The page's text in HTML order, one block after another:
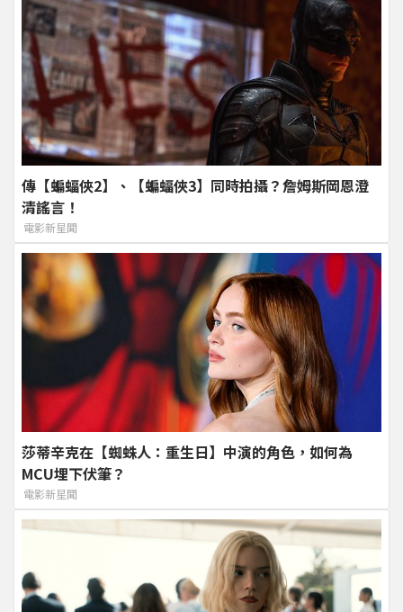
傳【蝙蝠俠2】、【蝙蝠俠3】同時拍攝？詹姆斯岡恩澄
清謠言！
電影新星聞
莎蒂辛克在【蜘蛛人：重生日】中演的角色，如何為
MCU埋下伏筆？
電影新星聞